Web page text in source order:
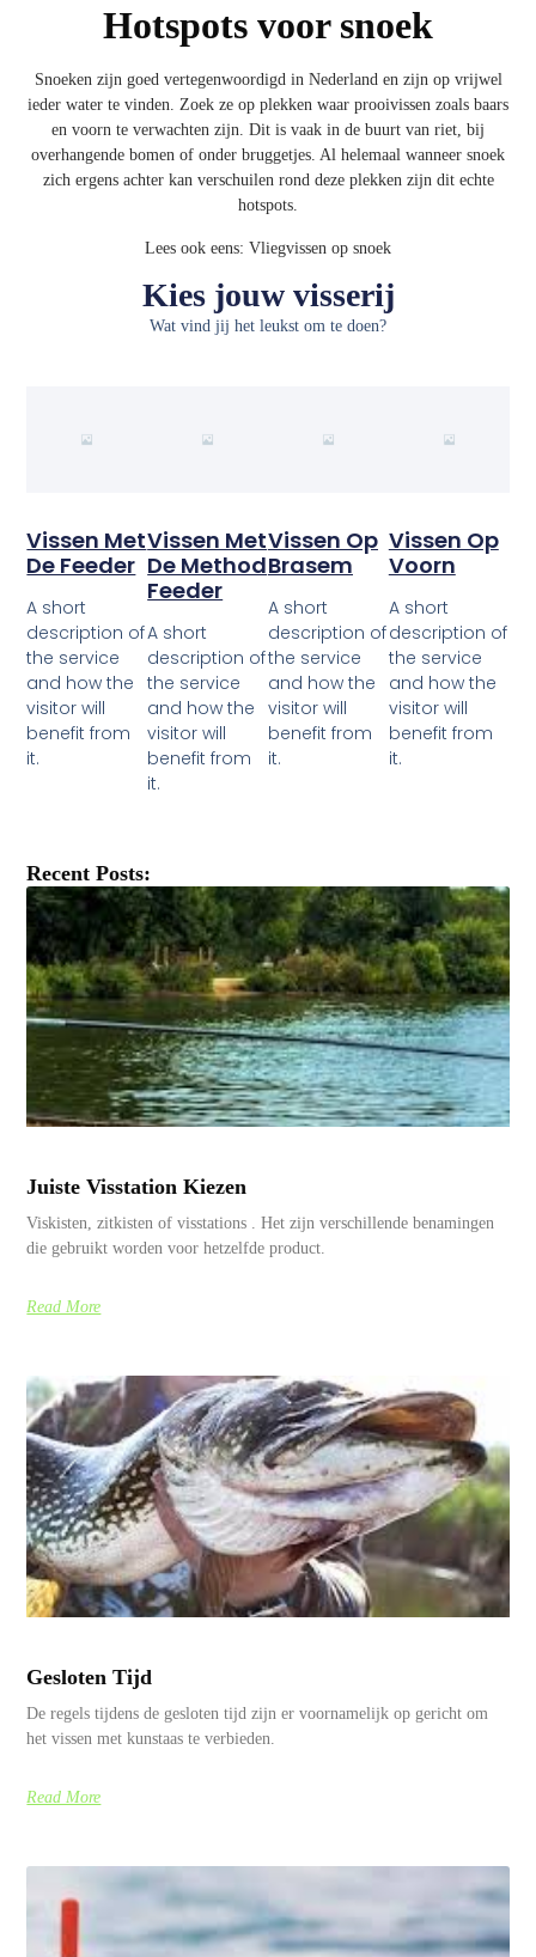
Hotspots voor snoek
Snoeken zijn goed vertegenwoordigd in Nederland en zijn op vrijwel
ieder water te vinden. Zoek ze op plekken waar prooivissen zoals baars
en voorn te verwachten zijn. Dit is vaak in de buurt van riet, bij
overhangende bomen of onder bruggetjes. Al helemaal wanneer snoek
zich ergens achter kan verschuilen rond deze plekken zijn dit echte
hotspots.
Lees ook eens: Vliegvissen op snoek
Kies jouw visserij
Wat vind jij het leukst om te doen?
Vissen Met
De Feeder
A short
description of
the service
and how the
visitor will
benefit from
it.
Vissen Met
De Method
Feeder
A short
description of
the service
and how the
visitor will
benefit from
it.
Vissen Op
Brasem
A short
description of
the service
and how the
visitor will
benefit from
it.
Vissen Op
Voorn
A short
description of
the service
and how the
visitor will
benefit from
it.
Recent Posts:
Juiste Visstation Kiezen
Viskisten, zitkisten of visstations . Het zijn verschillende benamingen
die gebruikt worden voor hetzelfde product.
Read More
Gesloten Tijd
De regels tijdens de gesloten tijd zijn er voornamelijk op gericht om
het vissen met kunstaas te verbieden.
Read More